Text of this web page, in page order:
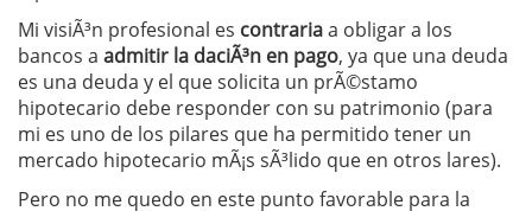
Mi visiÃ³n profesional es contrariaa obligar a los
bancos a admitir la daciÃ³n en pago, ya que una deuda
es una deuda y el que solicita un prÃ©stamo
hipotecario debe responder con su patrimonio (para
mi es uno de los pilares que ha permitido tener un
mercado hipotecario mÃ¡s sÃ³lido que en otros lares).
Pero no me quedo en este punto favorable para la